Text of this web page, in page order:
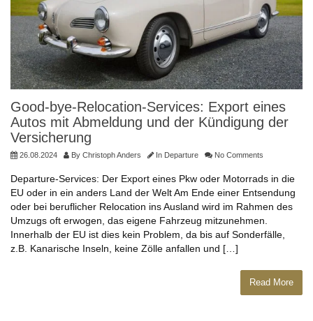
Good-bye-Relocation-Services: Export eines
Autos mit Abmeldung und der Kündigung der
Versicherung
26.08.2024 By Christoph Anders In Departure No Comments
Departure-Services: Der Export eines Pkw oder Motorrads in die
EU oder in ein anders Land der Welt Am Ende einer Entsendung
oder bei beruflicher Relocation ins Ausland wird im Rahmen des
Umzugs oft erwogen, das eigene Fahrzeug mitzunehmen.
Innerhalb der EU ist dies kein Problem, da bis auf Sonderfälle,
z.B. Kanarische Inseln, keine Zölle anfallen und […]
Read More